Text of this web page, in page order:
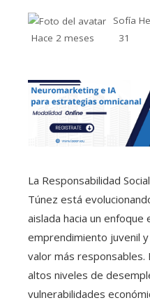
Sofía
Hace 2 meses
31
La Responsabilidad
Túnez está
aislada hacia un
emprendimiento juvenil
valor más responsables.
altos niveles de
vulnerabilidades